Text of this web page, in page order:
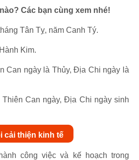
Các bạn cùng xem nhé!
Tân Tỵ, năm Canh Tý.
Kim.
Can ngày là Thủy, Địa Chi ngày là
Can ngày, Địa Chi ngày sinh
cải thiện kinh tế
công việc và kế hoạch trong